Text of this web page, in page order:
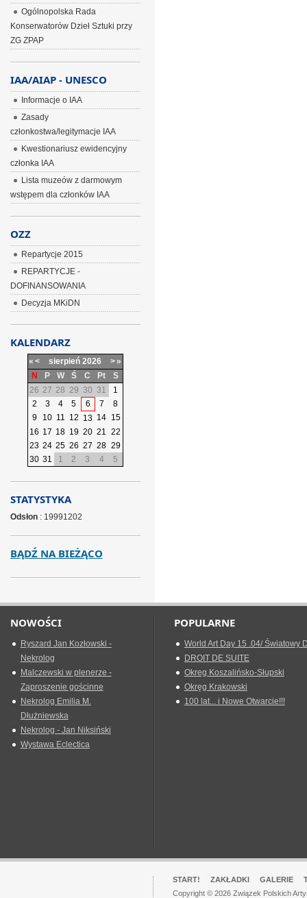
Ogólnopolska Rada
Konserwatorów Dzieł Sztuki przy
ZG ZPAP
IAA/AIAP - UNESCO
Informacje o IAA
Zasady
członkostwa/legitymacje IAA
Kwestionariusz ewidencyjny
członka IAA
Lista muzeów z darmowym
wstępem dla członków IAA
OZZ
Repartycje 2015
REPARTYCJE -
DOFINANSOWANIA
Decyzja MKiDN
KALENDARZ
« < sierpień 2026 >»
N
P W Ś C Pt
S
26 27 28 29 30 31
1
2
3 4 5 6 7
8
9
10 11 12 13 14 15
16 17 18 19 20 21 22
23 24 25 26 27 28 29
30 31 1 2 3 4 5
STATYSTYKA
Odsłon: 19991202
BĄDŹ NA BIEŻĄCO
NOWOŚCI
Ryszard Jan Kozłowski -
Nekrolog
Malczewski w plenerze -
Zaproszenie gościnne
Nekrolog Emilia M.
Dłużniewska
Nekrolog - Jan Niksiński
Wystawa Eclectica
POPULARNE
World Art Day 15 .04/ Światowy
DROIT DE SUITE
Okreg Koszalińsko-Słupski
Okręg Krakowski
100 lat... i Nowe Otwarcie!!!
START! ZAKŁADKI GALERIE
Copyright © 2026 Związek Polskich